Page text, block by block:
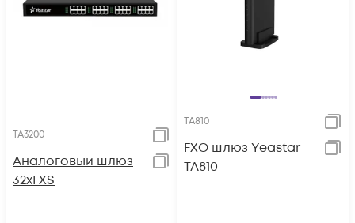
TA3200
Аналоговый шлюз
32xFXS
TA810
FXO шлюз Yeastar
TA810